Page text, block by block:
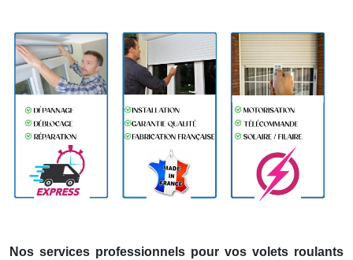
Nos services professionnels pour vos volets roulants